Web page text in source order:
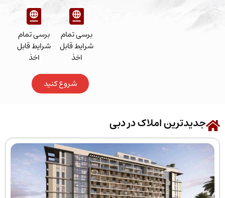
برسی تمام
شرایط قابل
اخذ
شروع کنید
املاک در دبی